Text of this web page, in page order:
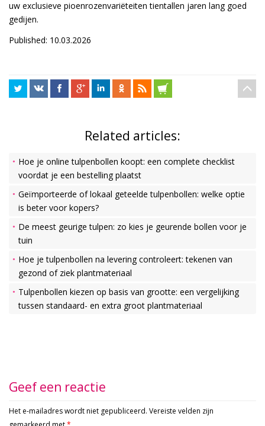
uw exclusieve pioenrozenvariëteiten tientallen jaren lang goed
gedijen.
Published: 10.03.2026
Related articles:
Hoe je online tulpenbollen koopt: een complete checklist
voordat je een bestelling plaatst
Geïmporteerde of lokaal geteelde tulpenbollen: welke optie
is beter voor kopers?
De meest geurige tulpen: zo kies je geurende bollen voor je
tuin
Hoe je tulpenbollen na levering controleert: tekenen van
gezond of ziek plantmateriaal
Tulpenbollen kiezen op basis van grootte: een vergelijking
tussen standaard- en extra groot plantmateriaal
Geef een reactie
Het e-mailadres wordt niet gepubliceerd. Vereiste velden zijn